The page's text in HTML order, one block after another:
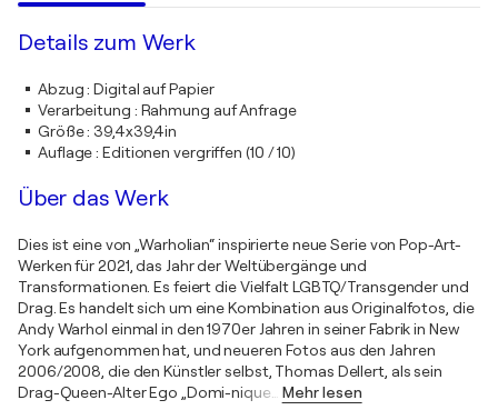
Details zum Werk
Abzug:Digital auf Papier
Verarbeitung : Rahmung auf Anfrage
Größe: 39,4x39,4in
Auflage:Editionen vergriffen (10 / 10)
Über das Werk
Dies ist eine von „Warholian“ inspirierte neue Serie von Pop-Art-
Werken für 2021, das Jahr der Weltübergänge und
Transformationen. Es feiert die Vielfalt LGBTQ/Transgender und
Drag. Es handelt sich um eine Kombination aus Originalfotos, die
Andy Warhol einmal in den 1970er Jahren in seiner Fabrik in New
York aufgenommen hat, und neueren Fotos aus den Jahren
2006/2008, die den Künstler selbst, Thomas Dellert, als sein
Drag-Queen-Alter Ego „Domi-nique
Mehr lesen